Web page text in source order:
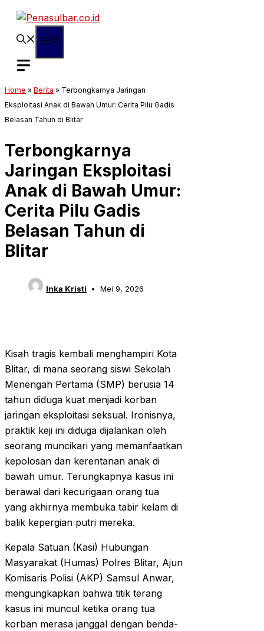
Langsung
Home » Berita » Terbongkarnya Jaringan
Eksploitasi Anak di Bawah Umur: Cerita Pilu Gadis
Belasan Tahun di Blitar
Terbongkarnya
Jaringan Eksploitasi
Anak di Bawah Umur:
Cerita Pilu Gadis
Belasan Tahun di
Blitar
Inka Kristi Mei 9, 2026
Kisah tragis kembali menghampiri Kota
Blitar, di mana seorang siswi Sekolah
Menengah Pertama (SMP) berusia 14
tahun diduga kuat menjadi korban
jaringan eksploitasi seksual. Ironisnya,
praktik keji ini diduga dijalankan oleh
seorang muncikari yang memanfaatkan
kepolosan dan kerentanan anak di
bawah umur. Terungkapnya kasus ini
berawal dari kecurigaan orang tua
yang akhirnya membuka tabir kelam di
balik kepergian putri mereka.
Kepala Satuan (Kasi) Hubungan
Masyarakat (Humas) Polres Blitar, Ajun
Komisaris Polisi (AKP) Samsul Anwar,
mengungkapkan bahwa titik terang
kasus ini muncul ketika orang tua
korban merasa janggal dengan benda-